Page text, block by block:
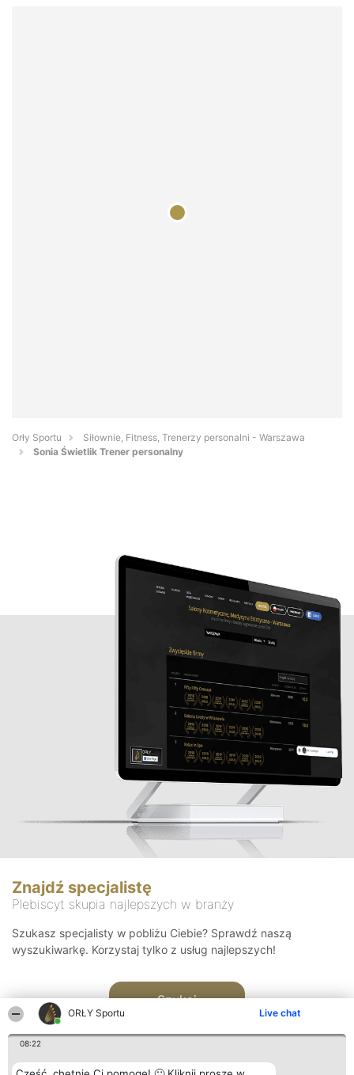
ORŁY Sportu Live chat
08:22
Orły Sportu
Siłownie, Fitness, Trenerzy personalni - Warszawa
Sonia Świetlik Trener personalny
Znajdź specjalistę
Plebiscyt skupia najlepszych w branży
Szukasz specjalisty w pobliżu Ciebie? Sprawdź naszą
wyszukiwarkę. Korzystaj tylko z usług najlepszych!
Szukaj